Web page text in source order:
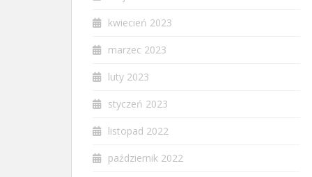
kwiecień 2023
marzec 2023
luty 2023
styczeń 2023
listopad 2022
październik 2022